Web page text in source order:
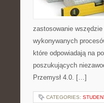
zastosowanie
wykonywanych
które odpowiadają na
poszukujących
Przemysł 4.0. […]
CATEGORIES: